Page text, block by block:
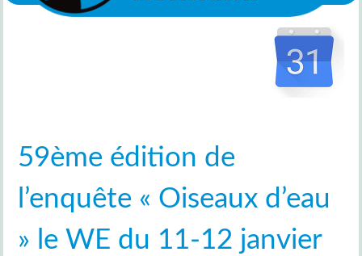
59ème édition de
l’enquête « Oiseaux d’eau
» le WE du 11-12 janvier